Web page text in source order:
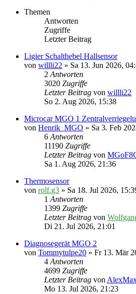
Themen
Antworten
Zugriffe
Letzter Beitrag
Ligier Schalthebel Hallsensor
von willli22 » Sa 13. Jun 2026,
2Antworten
3020 Zugriffe
Letzter Beitrag von willli22
So 2. Aug 2026, 15:38
Microcar MGO 1
von Henrik_MGO » Sa 3. Feb
6Antworten
11190 Zugriffe
Letzter Beitrag von
Sa 1. Aug 2026, 21:36
Thermosensor
von rolf.g3 » Sa 18. Jul 2026,
1Antworten
1399 Zugriffe
Letzter Beitrag von
Di 21. Jul 2026, 21:01
Diagnosegerät MGO 2
von Tommytulpe20 » Fr 13. Mär
4Antworten
4699 Zugriffe
Letzter Beitrag von
Mo 13. Jul 2026, 21:23